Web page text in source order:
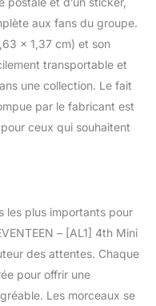
aux fans du groupe.
x 1,37 cm) et son
transportable et
une collection. Le fait
par le fabricant est
ceux qui souhaitent
les plus importants pour
– [AL1] 4th Mini
des attentes. Chaque
pour offrir une
Les morceaux se